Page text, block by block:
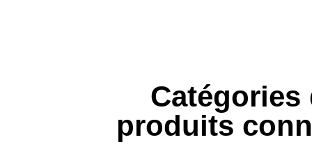
Catégories
produits